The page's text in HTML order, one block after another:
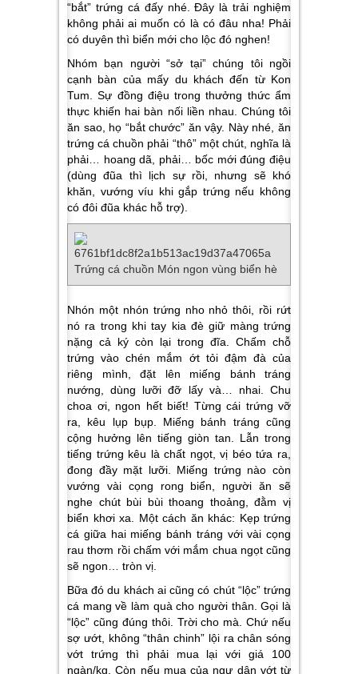
“bắt” trứng cá đấy nhé. Đây là trải nghiệm
không phải ai muốn có là có đâu nha! Phải
có duyên thì biển mới cho lộc đó nghen!
Nhóm bạn người “sở tại” chúng tôi ngồi
cạnh bàn của mấy du khách đến từ Kon
Tum. Sự đồng điệu trong thưởng thức ẩm
thực khiến hai bàn nối liền nhau. Chúng tôi
ăn sao, họ “bắt chước” ăn vậy. Này nhé, ăn
trứng cá chuồn phải “thô” một chút, nghĩa là
phải… hoang dã, phải… bốc mới đúng điệu
(dùng đũa thì lịch sự rồi, nhưng sẽ khó
khăn, vướng víu khi gắp trứng nếu không
có đôi đũa khác hỗ trợ).
Nhón một nhón trứng nho nhỏ thôi, rồi rứt
nó ra trong khi tay kia đè giữ màng trứng
nặng cả ký còn lại trong đĩa. Chấm chỗ
trứng vào chén mắm ớt tỏi đậm đà của
riêng mình, đặt lên miếng bánh tráng
nướng, dùng lưỡi đỡ lấy và… nhai. Chu
choa ơi, ngon hết biết! Từng cái trứng vỡ
ra, kêu lụp bụp. Miếng bánh tráng cũng
cộng hưởng lên tiếng giòn tan. Lẫn trong
tiếng trứng kêu là chất ngọt, vị béo tứa ra,
đong đầy mặt lưỡi. Miếng trứng nào còn
vướng vài cọng rong biển, người ăn sẽ
nghe chút bùi bùi thoang thoảng, đằm vị
biển khơi xa. Một cách ăn khác: Kẹp trứng
cá giữa hai miếng bánh tráng với vài cọng
rau thơm rồi chấm với mắm chua ngọt cũng
sẽ ngon… tròn vị.
Bữa đó du khách ai cũng có chút “lộc” trứng
cá mang về làm quà cho người thân. Gọi là
“lộc” cũng đúng thôi. Trời cho mà. Chứ nếu
sợ ướt, không “thân chinh” lội ra chân sóng
vớt trứng thì phải mua lại với giá 100
ngàn/kg. Còn nếu mua của ngư dân vớt từ